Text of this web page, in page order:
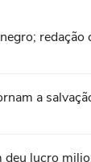
a
deu lucro